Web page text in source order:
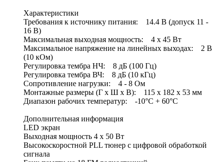
Характеристики
Требования к источнику питания: 14.4 В (допуск 11 -
16 В)
Максимальная выходная мощность: 4 х 45 Вт
Максимальное напряжение на линейных выходах: 2 В
(10 кОм)
Регулировка тембра НЧ: 8 дБ (100 Гц)
Регулировка тембра ВЧ: 8 дБ (10 кГц)
Сопротивление нагрузки: 4 - 8 Ом
Монтажные размеры (Г х Ш х В): 115 х 182 х 53 мм
Диапазон рабочих температур: -10°С + 60°С
Дополнительная информация
LED экран
Выходная мощность 4 х 50 Вт
Высокоскоростной PLL тюнер с цифровой обработкой
сигнала